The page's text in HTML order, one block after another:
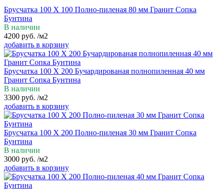
Брусчатка 100 Х 100 Полно-пиленая 80 мм Гранит Сопка
Бунтина
В наличии
4200 руб. /м2
добавить в корзину
Брусчатка 100 Х 200 Бучардированая полнопиленная 40 мм
Гранит Сопка Бунтина
В наличии
3300 руб. /м2
добавить в корзину
Брусчатка 100 Х 200 Полно-пиленая 30 мм Гранит Сопка
Бунтина
В наличии
3000 руб. /м2
добавить в корзину